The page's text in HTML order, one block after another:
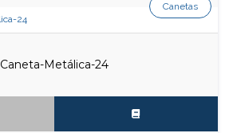
Caneta-Metálica-24
Canetas